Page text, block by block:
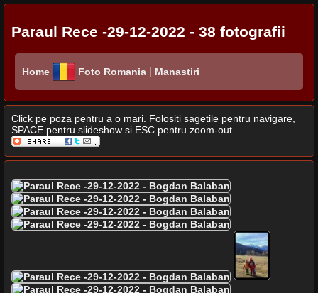
Paraul Rece -29-12-2022 - 38 fotografii
Home Foto Romania | Manastiri
Click pe poza pentru a o mari. Folositi sagetile pentru navigare,
SPACE pentru slideshow si ESC pentru zoom-out.